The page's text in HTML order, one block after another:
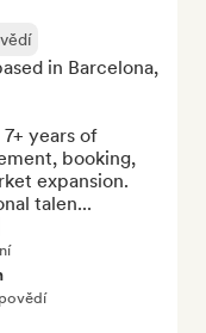
in Barcelona,
years of
booking,
expansion.
talen...